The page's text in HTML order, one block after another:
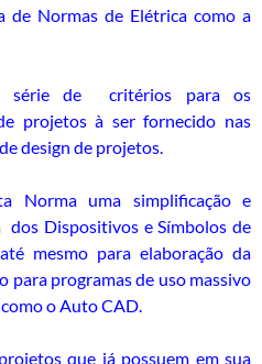
de Normas de Elétrica como a
série de critérios para os
projetos à ser fornecido nas
design de projetos.
Norma uma simplificação e
Dispositivos e Símbolos de
mesmo para elaboração da
para programas de uso massivo
o Auto CAD.
que já possuem em sua